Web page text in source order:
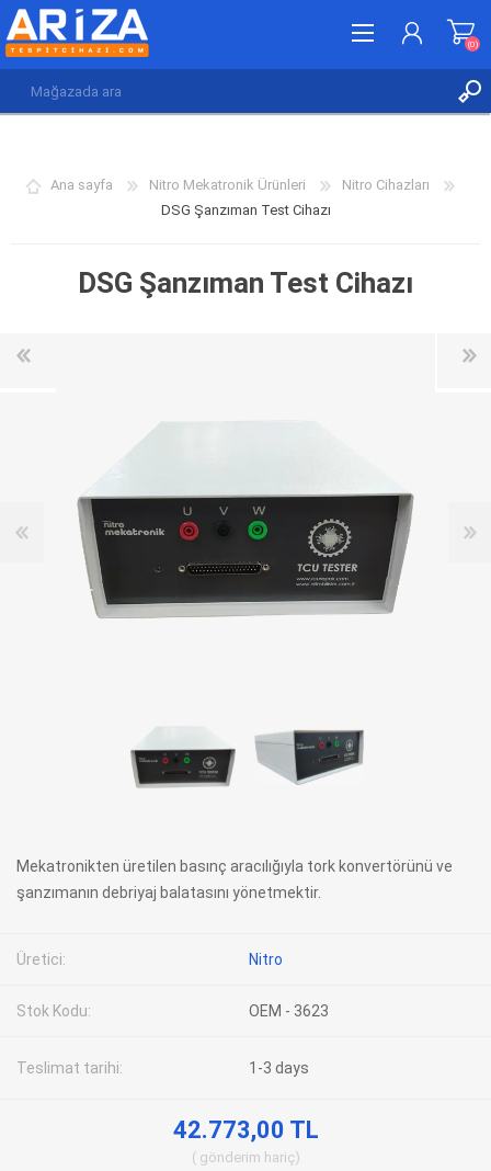
(0)
Ana sayfa Nitro Mekatronik Ürünleri
Nitro Cihazları
DSG Şanzıman Test Cihazı
DSG Şanzıman Test Cihazı
Mekatronikten üretilen basınç aracılığıyla tork konvertörünü ve
şanzımanın debriyaj balatasını yönetmektir.
Üretici: Nitro
Stok Kodu: OEM - 3623
Teslimat tarihi: 1-3 days
42.773,00 TL
gönderim hariç